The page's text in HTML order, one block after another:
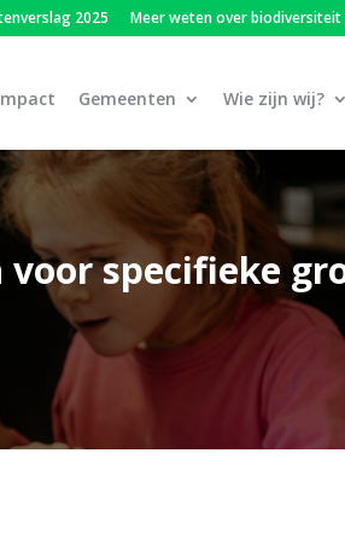
2025 Meer weten over biodiversiteit
Gemeenten Wie zijn wij?
specifieke